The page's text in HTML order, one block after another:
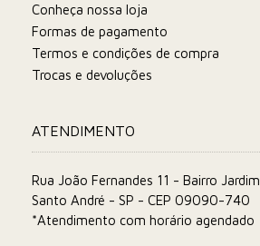
Conheça nossa loja
Formas de pagamento
Termos e condições de compra
Trocas e devoluções
ATENDIMENTO
Rua João Fernandes 11 - Bairro Jardim
Santo André - SP - CEP 09090-740
*Atendimento com horário agendado